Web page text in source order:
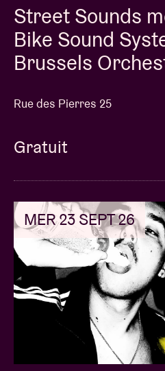
Street Sounds
Bike Sound
Brussels
Rue des Pierres 25
Gratuit
MER 23 SEPT 26